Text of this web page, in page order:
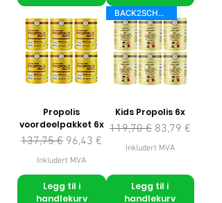
Propolis
voordeelpakket 6x
Vanlig pris
137,75 € Salgspris
96,43 €
Inkludert MVA
Legg til i
handlekurv
BACK2SCHOOL
Kids Propolis 6x
Vanlig pris
119,70 € Salgspris
83,79 €
Inkludert MVA
Legg til i
handlekurv